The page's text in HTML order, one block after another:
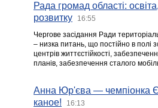
Рада громад області:
розвитку
16:55
Чергове засідання Ради
– низка питань, що постійно в полі
центрів життєстійкості,
планів, забезпечення сталого
Анна Юр'єва — чемпіонка
каное!
16:13